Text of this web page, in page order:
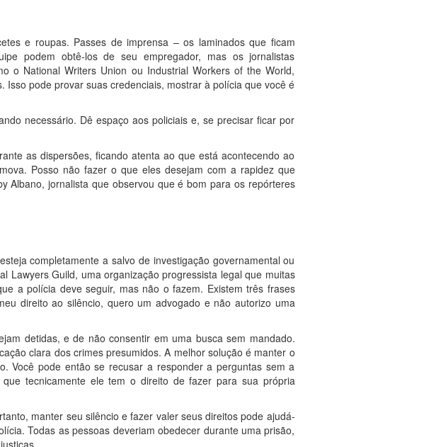
e roupas. Passes de imprensa – os laminados que ficam
podem obtê-los de seu empregador, mas os jornalistas
o National Writers Union ou Industrial Workers of the World,
pode provar suas credenciais, mostrar à polícia que você é
necessário. Dê espaço aos policiais e, se precisar ficar por
as dispersões, ficando atenta ao que está acontecendo ao
Posso não fazer o que eles desejam com a rapidez que
Albano, jornalista que observou que é bom para os repórteres
completamente a salvo de investigação governamental ou
Lawyers Guild, uma organização progressista legal que muitas
a polícia deve seguir, mas não o fazem. Existem três frases
direito ao silêncio, quero um advogado e não autorizo uma
detidas, e de não consentir em uma busca sem mandado.
clara dos crimes presumidos. A melhor solução é manter o
Você pode então se recusar a responder a perguntas sem a
tecnicamente ele tem o direito de fazer para sua própria
manter seu silêncio e fazer valer seus direitos pode ajudá-
Todas as pessoas deveriam obedecer durante uma prisão,